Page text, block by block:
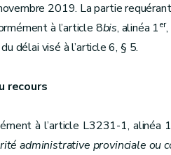
2019. La partie
à l’article 8bis, alinéa 1er
délai visé à l’article 6, § 5.
recours
à l’article L3231-1, alinéa 1
administrative provinciale ou